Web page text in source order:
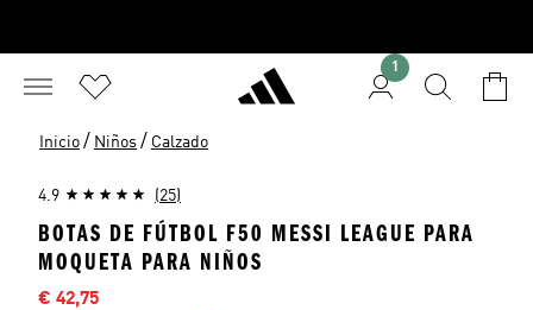
1
Inicio / Niños / Calzado
4.9 (25)
BOTAS DE FÚTBOL F50 MESSI LEAGUE PARA
MOQUETA PARA NIÑOS
Precio rebajado
€ 42,75